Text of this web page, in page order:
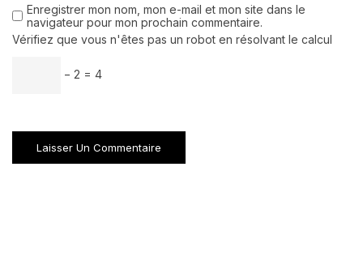
Enregistrer mon nom, mon e-mail et mon site dans le
navigateur pour mon prochain commentaire.
Vérifiez que vous n'êtes pas un robot en résolvant le calcul
− 2 = 4